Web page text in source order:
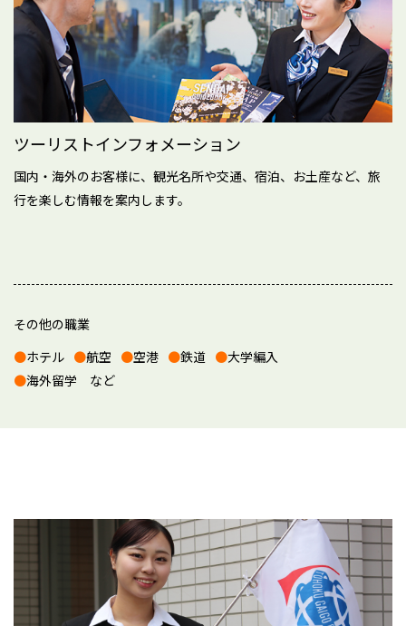
ツーリストインフォメーション
国内・海外のお客様に、観光名所や交通、宿泊、お土産など、旅
行を楽しむ情報を案内します。
その他の職業
ホテル
航空 空港 鉄道
大学編入
海外留学 など